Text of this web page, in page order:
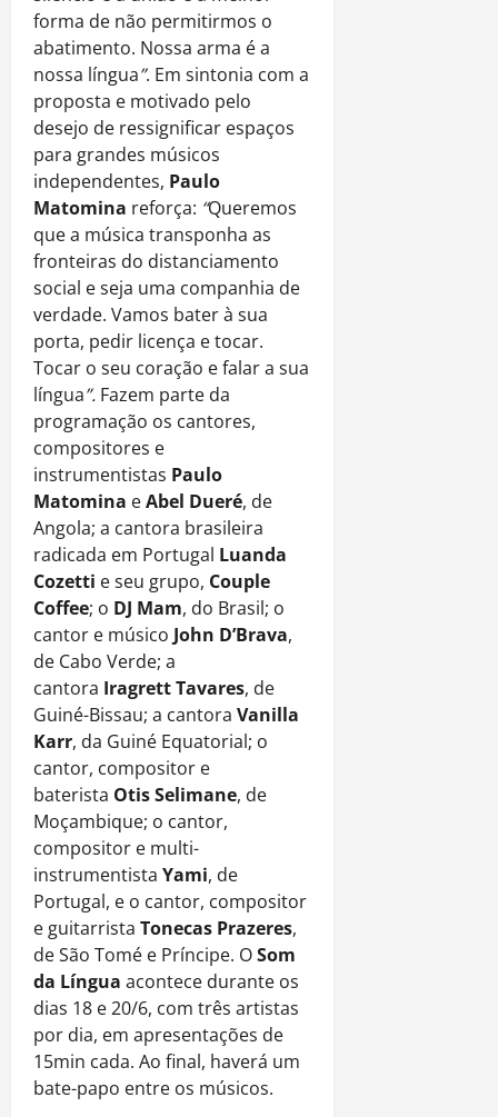
forma de não permitirmos o
abatimento. Nossa arma é a
nossa língua”. Em sintonia com a
proposta e motivado pelo
desejo de ressignificar espaços
para grandes músicos
independentes, Paulo
Matomina reforça: “Queremos
que a música transponha as
fronteiras do distanciamento
social e seja uma companhia de
verdade. Vamos bater à sua
porta, pedir licença e tocar.
Tocar o seu coração e falar a sua
língua”. Fazem parte da
programação os cantores,
compositores e
instrumentistas Paulo
Matomina eAbel Dueré, de
Angola; a cantora brasileira
radicada em Portugal Luanda
Cozetti e seu grupo, Couple
Coffee; o DJ Mam, do Brasil; o
cantor e músico John D’Brava,
de Cabo Verde; a
cantora Iragrett Tavares, de
Guiné-Bissau; a cantora Vanilla
Karr, da Guiné Equatorial; o
cantor, compositor e
baterista Otis Selimane, de
Moçambique; o cantor,
compositor e multi-
instrumentista Yami, de
Portugal, e o cantor, compositor
e guitarrista Tonecas Prazeres,
de São Tomé e Príncipe. OSom
da Língua acontece durante os
dias 18 e 20/6, com três artistas
por dia, em apresentações de
15min cada. Ao final, haverá um
bate-papo entre os músicos.